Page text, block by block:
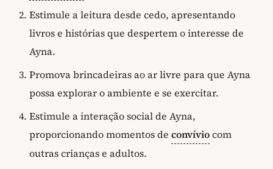
Estimule a leitura desde cedo, apresentando
livros e histórias que despertem o interesse de
Ayna.
Promova brincadeiras ao ar livre para que Ayna
possa explorar o ambiente e se exercitar.
Estimule a interação social de Ayna,
proporcionando momentos de convíviocom
outras crianças e adultos.